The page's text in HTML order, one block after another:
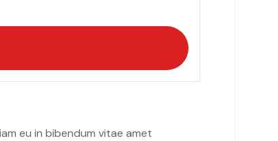
eu in bibendum vitae amet